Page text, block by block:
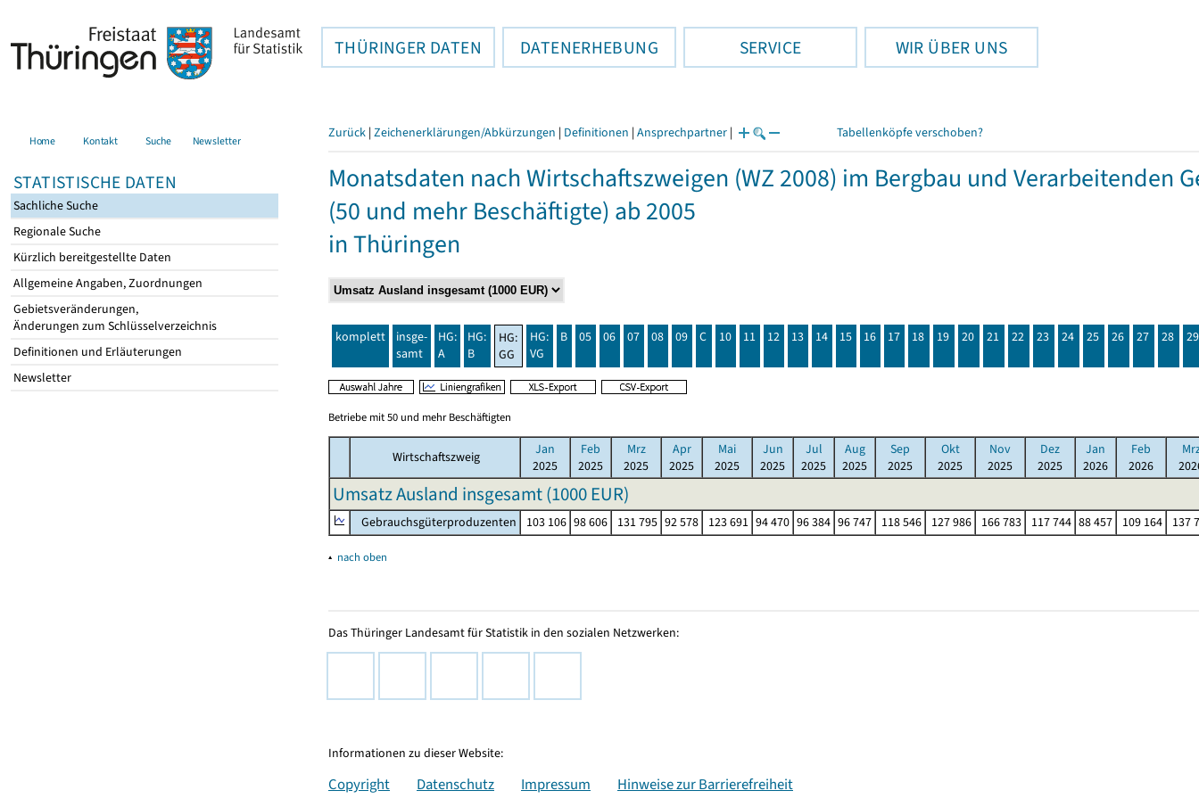
THÜRINGER DATEN DATENERHEBUNG SERVICE WIR ÜBER UNS
Home Kontakt Suche Newsletter
STATISTISCHE DATEN
Sachliche Suche
Regionale Suche
Kürzlich bereitgestellte Daten
Allgemeine Angaben, Zuordnungen
Gebietsveränderungen,
Änderungen zum Schlüsselverzeichnis
Definitionen und Erläuterungen
Newsletter
Zurück | Zeichenerklärungen/Abkürzungen | Definitionen | Ansprechpartner | Tabellenköpfe verschoben?
Monatsdaten nach Wirtschaftszweigen (WZ 2008) im Bergbau und Verarbeitenden
(50 und mehr Beschäftigte) ab 2005
in Thüringen
komplett
insge-
samt
HG:
A
HG:
B
HG:
GG
HG:
VG
B 05 06 07 08 09 C 10 11 12 13 14 15 16 17 18 19 20 21 22 23 24 25 26 27 28 29
Betriebe mit 50 und mehr Beschäftigten
Wirtschaftszweig
Jan
2025
Feb
2025
Mrz
2025
Apr
2025
Mai
2025
Jun
2025
Jul
2025
Aug
2025
Sep
2025
Okt
2025
Nov
2025
Dez
2025
Jan
2026
Feb
2026
Umsatz Ausland insgesamt (1000 EUR)
Gebrauchsgüterproduzenten 103 106 98 606 131 795 92 578 123 691 94 470 96 384 96 747 118 546 127 986 166 783 117 744 88 457 109 164 137
▴ nach oben
Das Thüringer Landesamt für Statistik in den sozialen Netzwerken:
Informationen zu dieser Website:
Copyright Datenschutz Impressum Hinweise zur Barrierefreiheit